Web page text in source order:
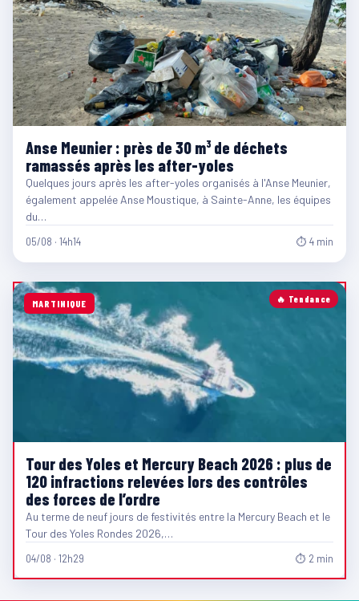
Anse Meunier : près de 30 m³ de déchets
ramassés après les after-yoles
Quelques jours après les after-yoles organisés à l'Anse Meunier,
également appelée Anse Moustique, à Sainte-Anne, les équipes
du…
05/08 · 14h14 ⏱ 4 min
🔥 Tendance
MARTINIQUE
Tour des Yoles et Mercury Beach 2026 : plus de
120 infractions relevées lors des contrôles
des forces de l’ordre
Au terme de neuf jours de festivités entre la Mercury Beach et le
Tour des Yoles Rondes 2026,…
04/08 · 12h29 ⏱ 2 min